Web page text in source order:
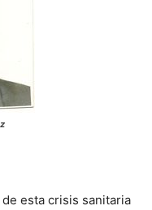
de esta crisis sanitaria